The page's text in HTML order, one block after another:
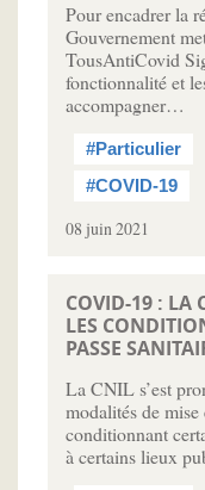
Pour encadrer la
Gouvernement
TousAntiCovid
fonctionnalité et
accompagner…
#Particulier
#COVID-19
08 juin 2021
COVID-19 : LA
LES
PASSE
La CNIL s’est
modalités de
conditionnant
à certains lieux